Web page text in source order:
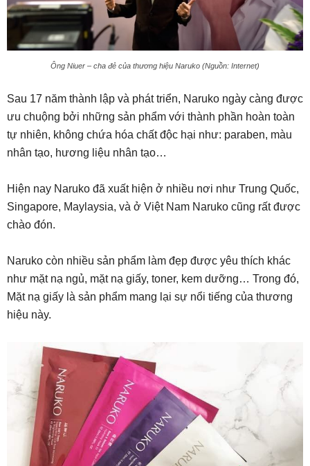
Ông Niuer – cha đẻ của thương hiệu Naruko (Nguồn: Internet)
Sau 17 năm thành lập và phát triển, Naruko ngày càng được
ưu chuộng bởi những sản phẩm với thành phần hoàn toàn
tự nhiên, không chứa hóa chất độc hại như: paraben, màu
nhân tạo, hương liệu nhân tạo…
Hiện nay Naruko đã xuất hiện ở nhiều nơi như Trung Quốc,
Singapore, Maylaysia, và ở Việt Nam Naruko cũng rất được
chào đón.
Naruko còn nhiều sản phẩm làm đẹp được yêu thích khác
như mặt nạ ngủ, mặt nạ giấy, toner, kem dưỡng… Trong đó,
Mặt nạ giấy là sản phẩm mang lại sự nổi tiếng của thương
hiệu này.